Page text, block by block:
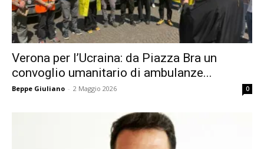
Verona per l’Ucraina: da Piazza Bra un
convoglio umanitario di ambulanze...
Beppe Giuliano - 2 Maggio 2026 0